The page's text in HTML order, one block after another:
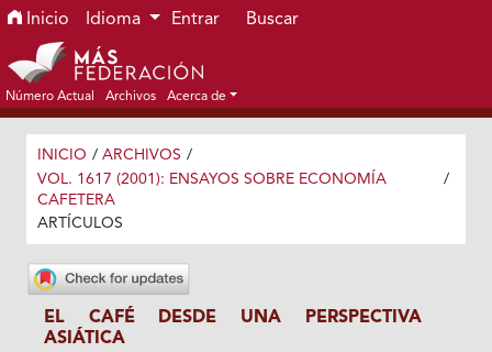
Ir al menú de navegación principal
Ir al contenido principal
Ir al pie de página del sitio
Inicio Idioma Entrar Buscar
Número Actual Archivos Acerca de
INICIO / ARCHIVOS /
VOL. 1617 (2001): ENSAYOS SOBRE ECONOMÍA
CAFETERA
/
ARTÍCULOS
EL CAFÉ DESDE UNA PERSPECTIVA
ASIÁTICA